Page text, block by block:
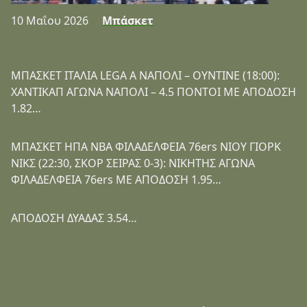
10 Μαΐου 2026 Μπάσκετ
ΜΠΑΣΚΕΤ ΙΤΑΛΙΑ LEGA A ΝΑΠΟΛΙ – ΟΥΝΤΙΝΕ (18:00):
ΧΑΝΤΙΚΑΠ ΑΓΩΝΑ ΝΑΠΟΛΙ – 4.5 ΠΟΝΤΟΙ ΜΕ ΑΠΟΔΟΣΗ
1.82…
ΜΠΑΣΚΕΤ ΗΠΑ NBA ΦΙΛΑΔΕΛΦΕΙΑ 76ers ΝΙΟΥ ΓΙΟΡΚ
ΝΙΚΣ (22:30, ΣΚΟΡ ΣΕΙΡΑΣ 0-3): ΝΙΚΗΤΗΣ ΑΓΩΝΑ
ΦΙΛΑΔΕΛΦΕΙΑ 76ers ΜΕ ΑΠΟΔΟΣΗ 1.95…
ΑΠΟΔΟΣΗ ΔΥΑΔΑΣ 3.54…